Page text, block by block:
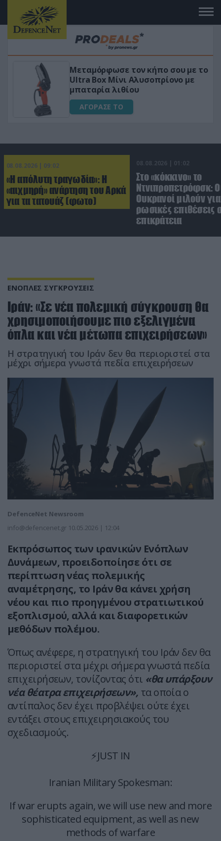
«Μαγική» φόρμουλα τριβόλι + VIP
για αύξηση της λίμπιντο
ΑΓΟΡΑΣΕ ΤΟ
08.08.2026 | 09:02
«Η απόλυτη τραγωδία»: Η
«αιχμηρή» ανάρτηση του Αρκά
για τα τατουάζ (φωτο)
08.08.2026 | 01:02
Στο «κόκκινο» το
Ντνιπροπετρόφσκ:
Ουκρανοί μιλούν
ρωσικές επιθέσεις
επικράτεια
ΕΝΟΠΛΕΣ ΣΥΓΚΡΟΥΣΕΙΣ
Ιράν: «Σε νέα πολεμική σύγκρουση θα
χρησιμοποιήσουμε πιο εξελιγμένα
όπλα και νέα μέτωπα επιχειρήσεων»
Η στρατηγική του Ιράν δεν θα περιοριστεί στα
μέχρι σήμερα γνωστά πεδία επιχειρήσεων
DefenceNet Newsroom
info@defencenet.gr 10.05.2026 | 12:04
Εκπρόσωπος των ιρανικών Ενόπλων
Δυνάμεων, προειδοποίησε ότι σε
περίπτωση νέας πολεμικής
αναμέτρησης, το Ιράνθα κάνει χρήση
νέου και πιο προηγμένου στρατιωτικού
εξοπλισμού, αλλά και διαφορετικών
μεθόδων πολέμου.
Όπως ανέφερε, η στρατηγική του Ιράν δεν θα
περιοριστεί στα μέχρι σήμερα γνωστά πεδία
επιχειρήσεων, τονίζοντας ότι «θα υπάρξουν
νέα θέατρα επιχειρήσεων», τα οποία ο
αντίπαλος δεν έχει προβλέψει ούτε έχει
εντάξει στους επιχειρησιακούς του
σχεδιασμούς.
⚡️JUST IN
Iranian Military Spokesman:
If war erupts again, we will use new and more
sophisticated equipment, as well as new
methods of warfare